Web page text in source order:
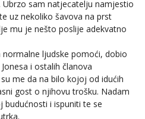
sam natjecatelju namjestio
uz nekoliko šavova na prst
mu je nešto poslije adekvatno
ljudske pomoći, dobio
i ostalih članova
me da na bilo kojoj od idućih
gost o njihovu trošku. Nadam
budućnosti i ispuniti te se